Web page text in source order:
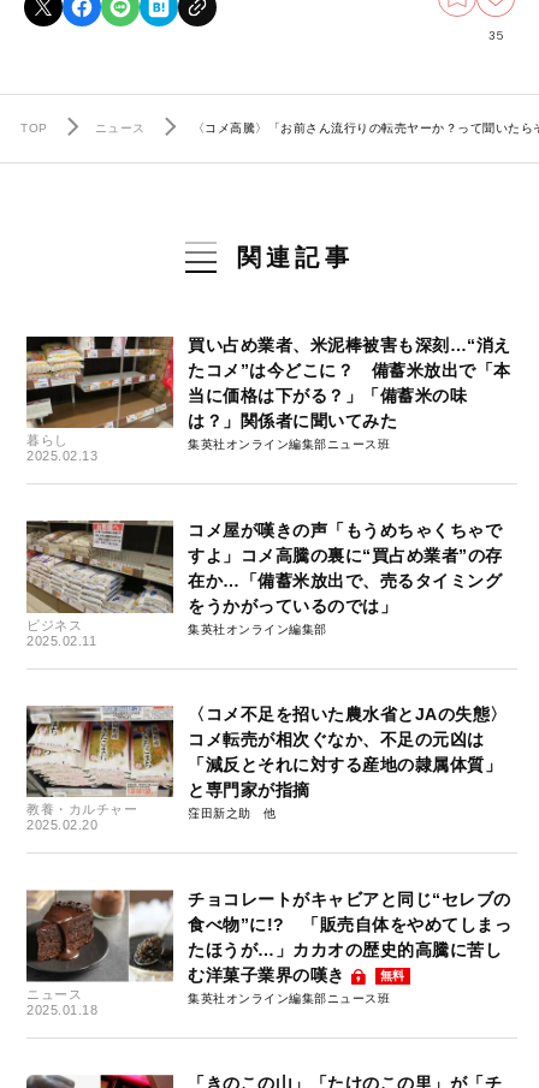
35
TOP ニュース 〈コメ高騰〉「お前さん流行りの転売ヤーか？って聞いた
関連記事
暮らし
2025.02.13
買い占め業者、米泥棒被害も深刻…“消え
たコメ”は今どこに？ 備蓄米放出で「本
当に価格は下がる？」「備蓄米の味
は？」関係者に聞いてみた
集英社オンライン編集部ニュース班
ビジネス
2025.02.11
コメ屋が嘆きの声「もうめちゃくちゃで
すよ」コメ高騰の裏に“買占め業者”の存
在か…「備蓄米放出で、売るタイミング
をうかがっているのでは」
集英社オンライン編集部
教養・カルチャー
2025.02.20
〈コメ不足を招いた農水省とJAの失態〉
コメ転売が相次ぐなか、不足の元凶は
「減反とそれに対する産地の隷属体質」
と専門家が指摘
窪田新之助
ニュース
2025.01.18
チョコレートがキャビアと同じ“セレブの
食べ物”に!? 「販売自体をやめてしまっ
たほうが…」カカオの歴史的高騰に苦し
む洋菓子業界の嘆き
無料
集英社オンライン編集部ニュース班
「きのこの山」「たけのこの里」が「チ